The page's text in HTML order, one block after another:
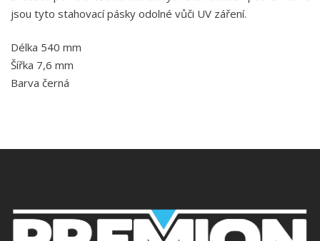
jsou tyto stahovací pásky odolné vůči UV záření.
Délka 540 mm
Šířka 7,6 mm
Barva černá